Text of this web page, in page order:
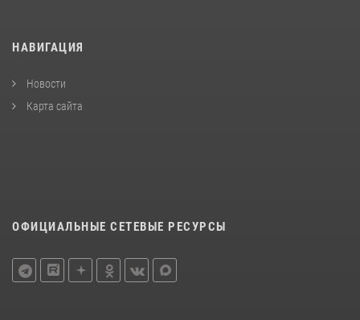
НАВИГАЦИЯ
Новости
Карта сайта
ОФИЦИАЛЬНЫЕ СЕТЕВЫЕ РЕСУРСЫ